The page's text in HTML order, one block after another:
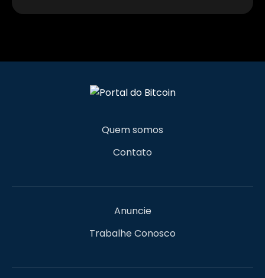
Quem somos
Contato
Anuncie
Trabalhe Conosco